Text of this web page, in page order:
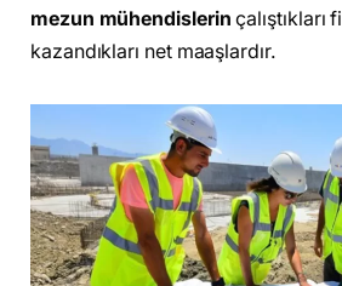
mezun mühendislerin çalıştıkları
kazandıkları net maaşlardır.